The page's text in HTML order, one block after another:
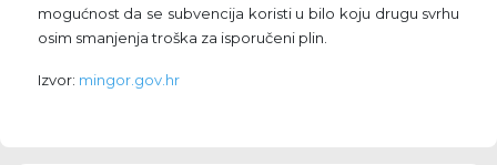
mogućnost da se subvencija koristi u bilo koju drugu svrhu
osim smanjenja troška za isporučeni plin.
Izvor: mingor.gov.hr